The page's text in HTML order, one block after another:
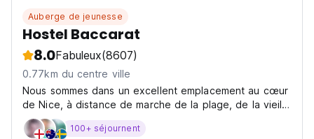
Auberge de jeunesse
Hostel Baccarat
8.0Fabuleux(8607)
0.77km du centre ville
Nous sommes dans un excellent emplacement au cœur
de Nice, à distance de marche de la plage, de la vieille
ville et de nombreuses autres attractions ainsi que de
tous les bars, restaurants et clubs. Nous offrons une
100+ séjournent